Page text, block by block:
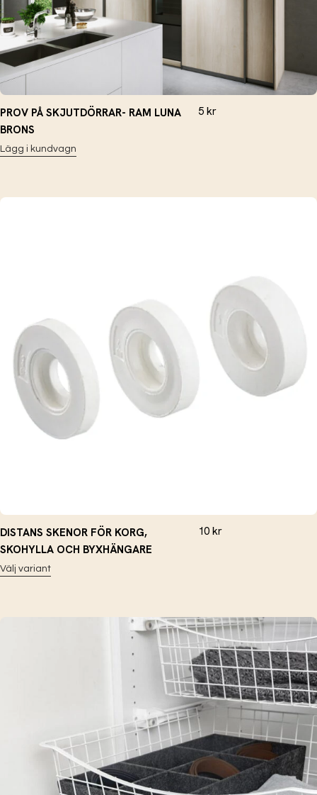
PROV PÅ SKJUTDÖRRAR- RAM LUNA
BRONS
Lägg i kundvagn
5 kr
DISTANS SKENOR FÖR KORG,
SKOHYLLA OCH BYXHÄNGARE
Välj variant
10 kr